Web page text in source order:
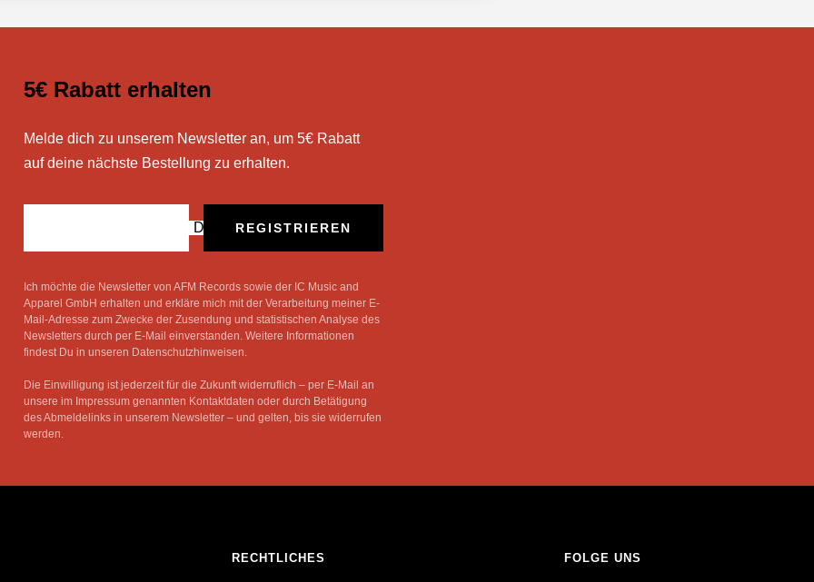
5€ Rabatt erhalten
Melde dich zu unserem Newsletter an, um 5€ Rabatt
auf deine nächste Bestellung zu erhalten.
Deine E-MailREGISTRIEREN
Ich möchte die Newsletter von AFM Records sowie der IC Music and
Apparel GmbH erhalten und erkläre mich mit der Verarbeitung meiner E-
Mail-Adresse zum Zwecke der Zusendung und statistischen Analyse des
Newsletters durch per E-Mail einverstanden. Weitere Informationen
findest Du in unseren Datenschutzhinweisen.
Die Einwilligung ist jederzeit für die Zukunft widerruflich – per E-Mail an
unsere im Impressum genannten Kontaktdaten oder durch Betätigung
des Abmeldelinks in unserem Newsletter – und gelten, bis sie widerrufen
werden.
RECHTLICHES FOLGE UNS